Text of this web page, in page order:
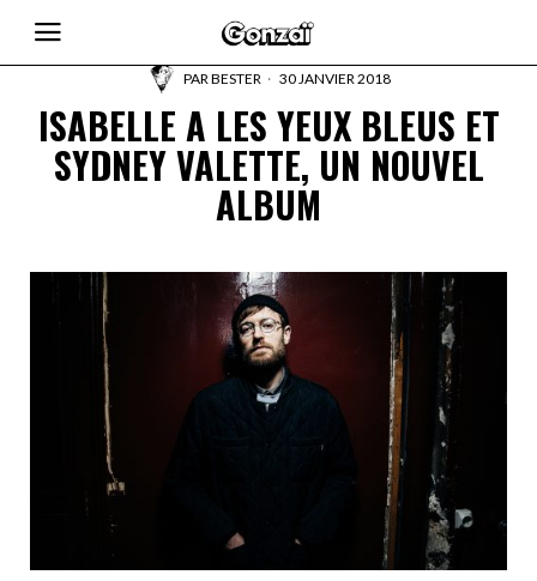
PARBESTER 30 JANVIER 2018
ISABELLE A LES YEUX BLEUS ET
SYDNEY VALETTE, UN NOUVEL
ALBUM